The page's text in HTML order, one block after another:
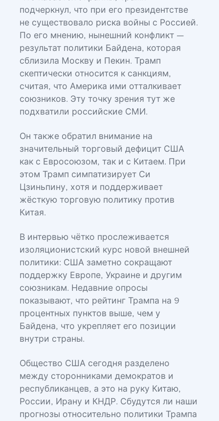
подчеркнул, что при его президентстве
не существовало риска войны с Россией.
По его мнению, нынешний конфликт —
результат политики Байдена, которая
сблизила Москву и Пекин. Трамп
скептически относится к санкциям,
считая, что Америка ими отталкивает
союзников. Эту точку зрения тут же
подхватили российские СМИ.
Он также обратил внимание на
значительный торговый дефицит США
как с Евросоюзом, так и с Китаем. При
этом Трамп симпатизирует Си
Цзиньпину, хотя и поддерживает
жёсткую торговую политику против
Китая.
В интервью чётко прослеживается
изоляционистский курс новой внешней
политики: США заметно сокращают
поддержку Европе, Украине и другим
союзникам. Недавние опросы
показывают, что рейтинг Трампа на 9
процентных пунктов выше, чем у
Байдена, что укрепляет его позиции
внутри страны.
Общество США сегодня разделено
между сторонниками демократов и
республиканцев, а это на руку Китаю,
России, Ирану и КНДР. Сбудутся ли наши
прогнозы относительно политики Трампа